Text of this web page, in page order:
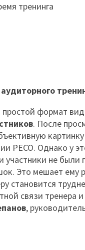
тренинга
простой формат
. После
РЕСО. Однако у
участники не
Это мешает ему
становится
связи
,